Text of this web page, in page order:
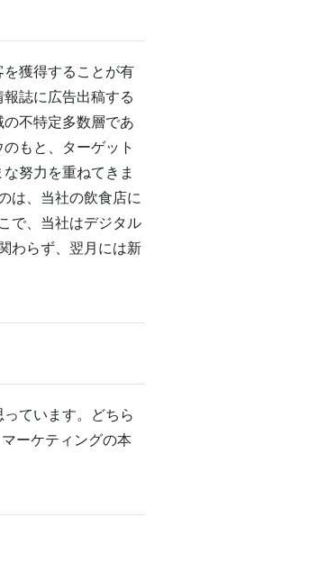
獲得することが有
誌に広告出稿する
不特定多数層であ
もと、ターゲット
努力を重ねてきま
は、当社の飲食店に
で、当社はデジタル
わらず、翌月には新
ています。どちら
ーケティングの本